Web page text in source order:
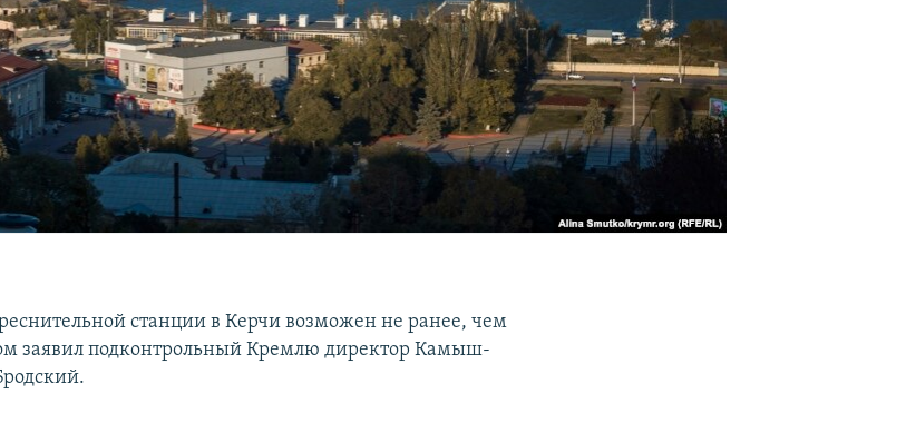
станции в Керчи возможен не ранее, чем
заявил подконтрольный Кремлю директор Камыш-